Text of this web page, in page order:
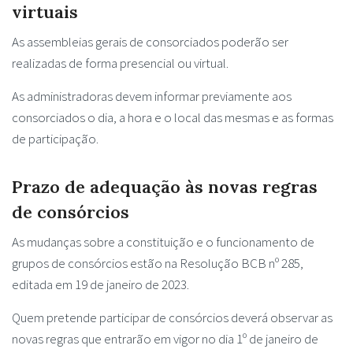
virtuais
As assembleias gerais de consorciados poderão ser
realizadas de forma presencial ou virtual.
As administradoras devem informar previamente aos
consorciados o dia, a hora e o local das mesmas e as formas
de participação.
Prazo de adequação às novas regras
de consórcios
As mudanças sobre a constituição e o funcionamento de
grupos de consórcios estão na Resolução BCB nº 285,
editada em 19 de janeiro de 2023.
Quem pretende participar de consórcios deverá observar as
novas regras que entrarão em vigor no dia 1º de janeiro de